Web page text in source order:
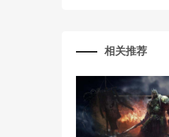
相关推荐